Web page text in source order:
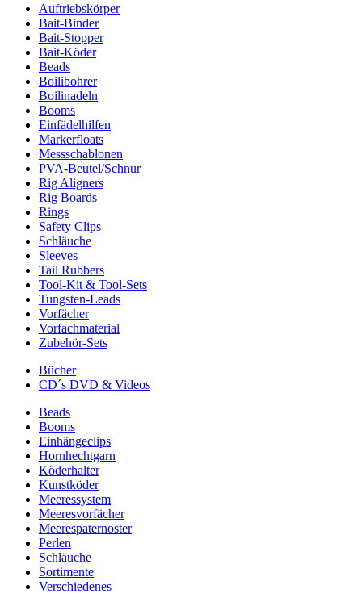
Auftriebskörper
Bait-Binder
Bait-Stopper
Bait-Köder
Beads
Boilibohrer
Boilinadeln
Booms
Einfädelhilfen
Markerfloats
Messschablonen
PVA-Beutel/Schnur
Rig Aligners
Rig Boards
Rings
Safety Clips
Schläuche
Sleeves
Tail Rubbers
Tool-Kit & Tool-Sets
Tungsten-Leads
Vorfächer
Vorfachmaterial
Zubehör-Sets
Bücher
CD´s DVD & Videos
Beads
Booms
Einhängeclips
Hornhechtgarn
Köderhalter
Kunstköder
Meeressystem
Meeresvorfächer
Meerespaternoster
Perlen
Schläuche
Sortimente
Verschiedenes